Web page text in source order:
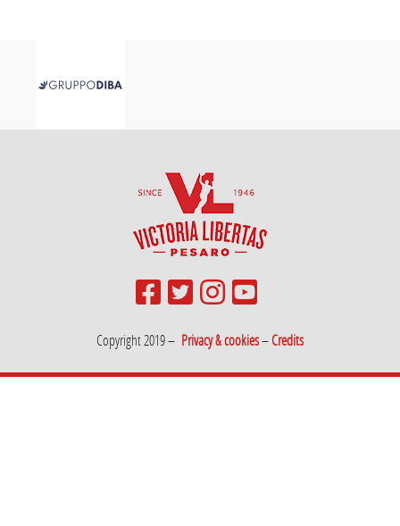
Copyright 2019 – Privacy & cookies–Credits